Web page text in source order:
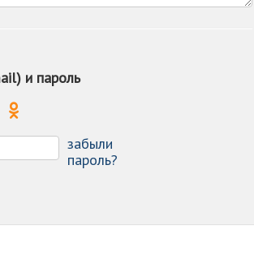
-
и пароль
забыли
пароль?